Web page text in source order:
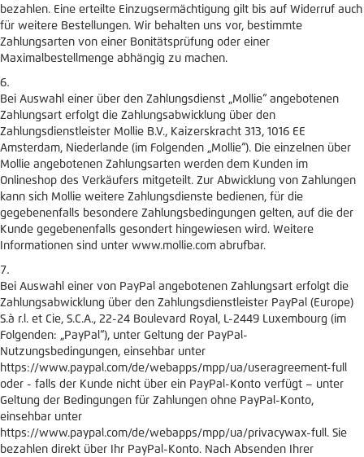
bezahlen. Eine erteilte Einzugsermächtigung gilt bis auf Widerruf auch
für weitere Bestellungen. Wir behalten uns vor, bestimmte
Zahlungsarten von einer Bonitätsprüfung oder einer
Maximalbestellmenge abhängig zu machen.
Bei Auswahl einer über den Zahlungsdienst „Mollie“ angebotenen
Zahlungsart erfolgt die Zahlungsabwicklung über den
Zahlungsdienstleister Mollie B.V., Kaizerskracht 313, 1016 EE
Amsterdam, Niederlande (im Folgenden „Mollie“). Die einzelnen über
Mollie angebotenen Zahlungsarten werden dem Kunden im
Onlineshop des Verkäufers mitgeteilt. Zur Abwicklung von Zahlungen
kann sich Mollie weitere Zahlungsdienste bedienen, für die
gegebenenfalls besondere Zahlungsbedingungen gelten, auf die der
Kunde gegebenenfalls gesondert hingewiesen wird. Weitere
Informationen sind unter www.mollie.com abrufbar.
Bei Auswahl einer von PayPal angebotenen Zahlungsart erfolgt die
Zahlungsabwicklung über den Zahlungsdienstleister PayPal (Europe)
S.à r.l. et Cie, S.C.A., 22-24 Boulevard Royal, L-2449 Luxembourg (im
Folgenden: „PayPal“), unter Geltung der PayPal-
Nutzungsbedingungen, einsehbar unter
https://www.paypal.com/de/webapps/mpp/ua/useragreement-full
oder - falls der Kunde nicht über ein PayPal-Konto verfügt – unter
Geltung der Bedingungen für Zahlungen ohne PayPal-Konto,
einsehbar unter
https://www.paypal.com/de/webapps/mpp/ua/privacywax-full. Sie
bezahlen direkt über Ihr PayPal-Konto. Nach Absenden Ihrer